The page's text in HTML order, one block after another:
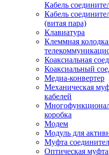
Кабель
Кабель
(витая пара)
Клавиатура
Клеммная
Коаксиальная
Коаксиальный
Медиа-конвертер
Механическая
кабелей
коробка
Модем
Модуль для
Муфта
Оптическая муфта